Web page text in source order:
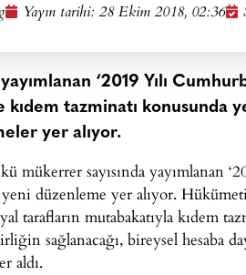
Yayın tarihi: 28 Ekim 2018, 02:36
‘2019 Yılı
tazminatı konusunda
yer alıyor.
mükerrer sayısında yayımlanan
yeni düzenleme yer alıyor.
tarafların mutabakatıyla kıdem
sağlanacağı, bireysel hesaba
aldı.